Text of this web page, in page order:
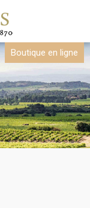
Boutique en ligne